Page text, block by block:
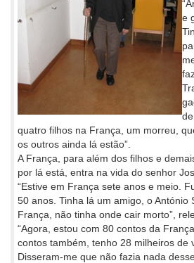
e
quatro filhos na França, um morreu,
os outros ainda lá estão”.
A França, para além dos filhos e
por lá está, entra na vida do senhor
“Estive em França sete anos e meio.
50 anos. Tinha lá um amigo, o António
França, não tinha onde cair morto”,
“Agora, estou com 80 contos da
contos também, tenho 28 milheiros de
Disseram-me que não fazia nada